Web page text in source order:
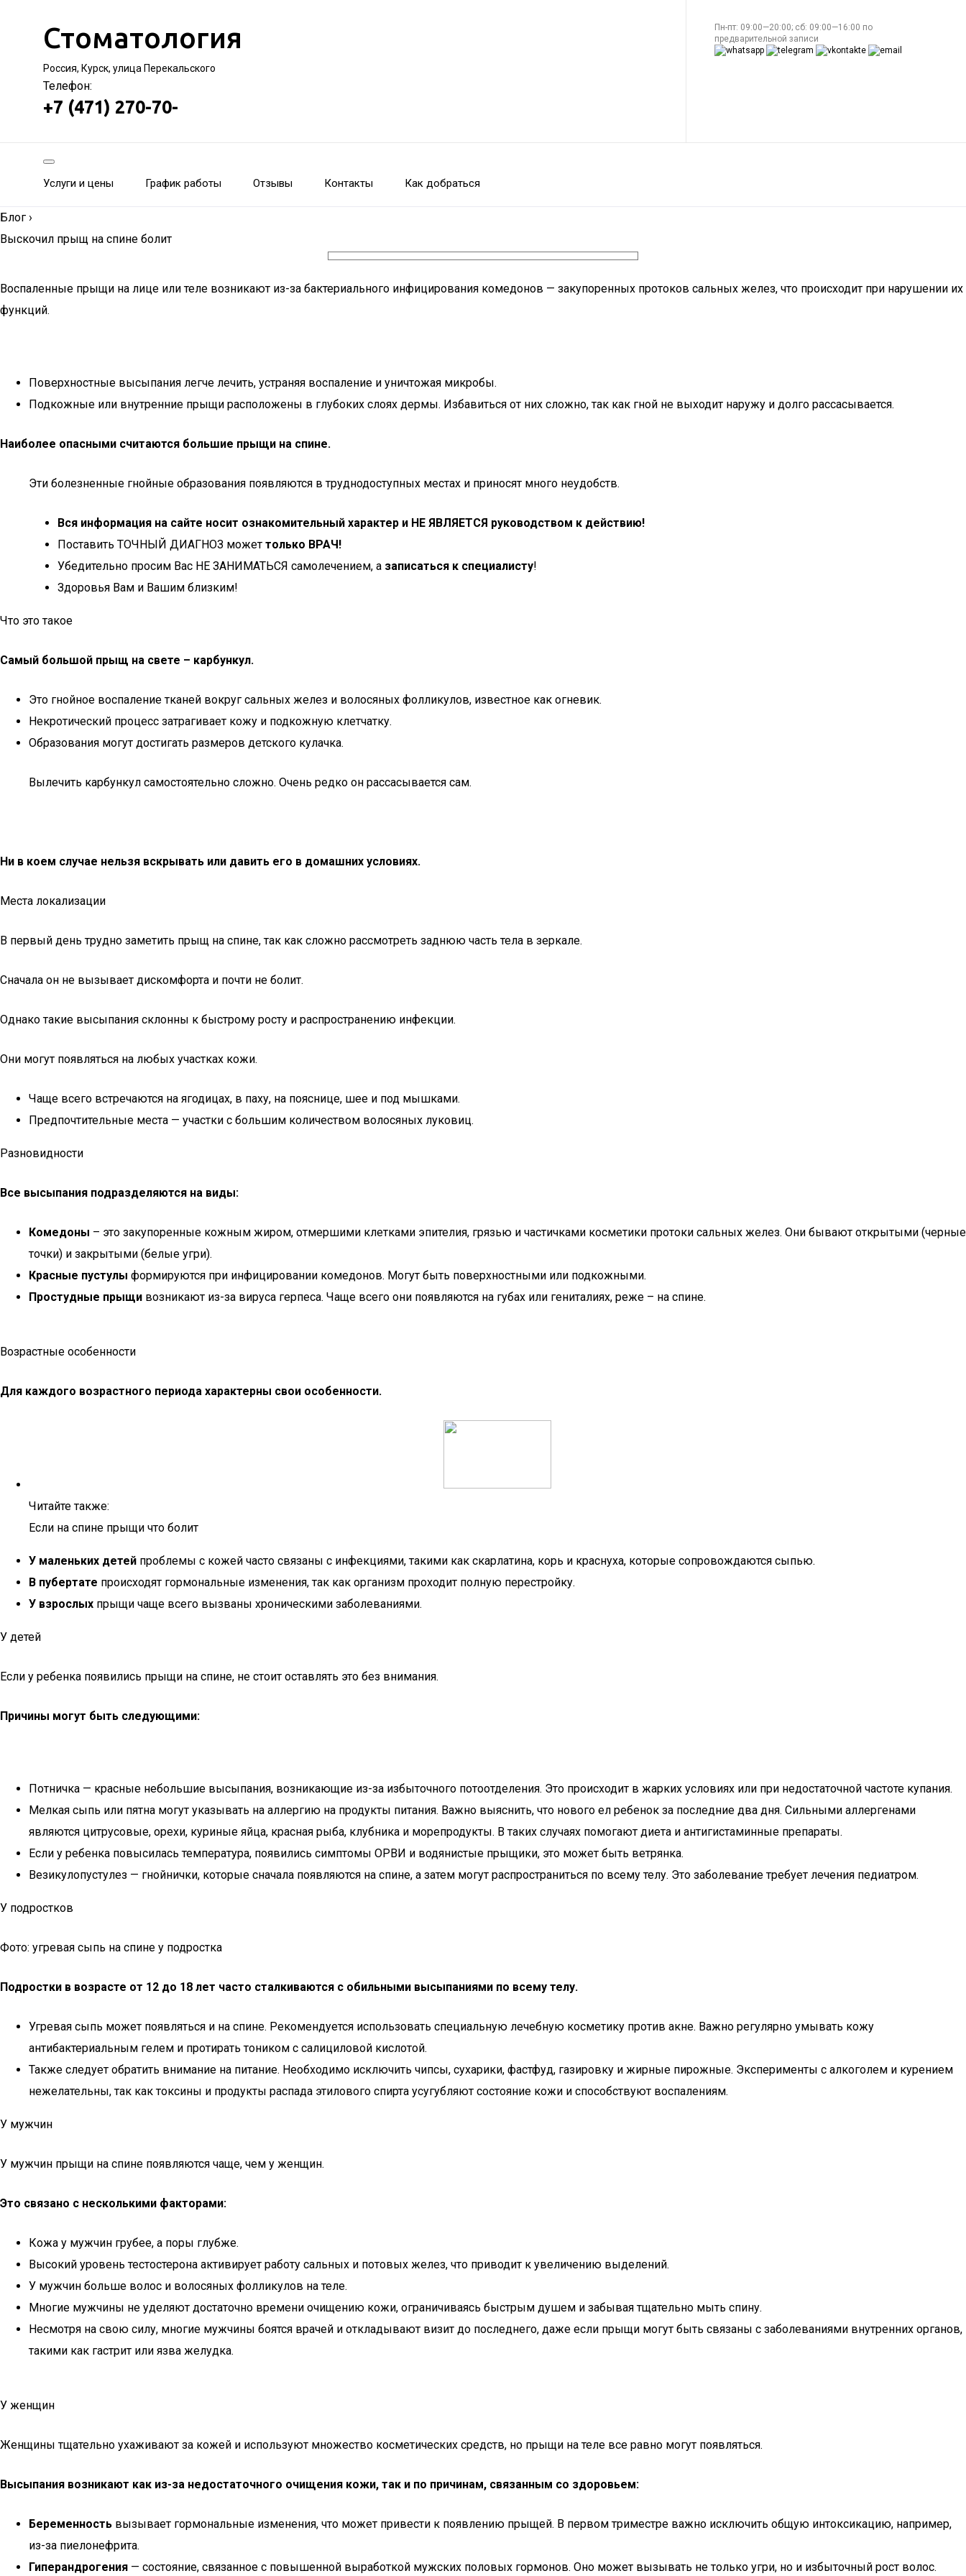
Стоматология
Россия, Курск, улица Перекальского
Телефон:
+7 (471) 270-70-
Пн-пт: 09:00—20:00; сб: 09:00—16:00 по
предварительной записи
Услуги и цены График работы Отзывы Контакты Как добраться
Блог ›
Выскочил прыщ на спине болит
Воспаленные прыщи на лице или теле возникают из-за бактериального инфицирования комедонов — закупоренных протоков сальных желез, что происходит при нарушении их
функций.
Поверхностные высыпания легче лечить, устраняя воспаление и уничтожая микробы.
Подкожные или внутренние прыщи расположены в глубоких слоях дермы. Избавиться от них сложно, так как гной не выходит наружу и долго рассасывается.
Наиболее опасными считаются большие прыщи на спине.
Эти болезненные гнойные образования появляются в труднодоступных местах и приносят много неудобств.
Вся информация на сайте носит ознакомительный характер и НЕ ЯВЛЯЕТСЯ руководством к действию!
Поставить ТОЧНЫЙ ДИАГНОЗ может только ВРАЧ!
Убедительно просим Вас НЕ ЗАНИМАТЬСЯ самолечением, а записаться к специалисту!
Здоровья Вам и Вашим близким!
Что это такое
Самый большой прыщ на свете – карбункул.
Это гнойное воспаление тканей вокруг сальных желез и волосяных фолликулов, известное как огневик.
Некротический процесс затрагивает кожу и подкожную клетчатку.
Образования могут достигать размеров детского кулачка.
Вылечить карбункул самостоятельно сложно. Очень редко он рассасывается сам.
Ни в коем случае нельзя вскрывать или давить его в домашних условиях.
Места локализации
В первый день трудно заметить прыщ на спине, так как сложно рассмотреть заднюю часть тела в зеркале.
Сначала он не вызывает дискомфорта и почти не болит.
Однако такие высыпания склонны к быстрому росту и распространению инфекции.
Они могут появляться на любых участках кожи.
Чаще всего встречаются на ягодицах, в паху, на пояснице, шее и под мышками.
Предпочтительные места — участки с большим количеством волосяных луковиц.
Разновидности
Все высыпания подразделяются на виды:
Комедоны – это закупоренные кожным жиром, отмершими клетками эпителия, грязью и частичками косметики протоки сальных желез. Они бывают открытыми (черные
точки) и закрытыми (белые угри).
Красные пустулы формируются при инфицировании комедонов. Могут быть поверхностными или подкожными.
Простудные прыщи возникают из-за вируса герпеса. Чаще всего они появляются на губах или гениталиях, реже – на спине.
Возрастные особенности
Для каждого возрастного периода характерны свои особенности.
Читайте также:
Если на спине прыщи что болит
У маленьких детей проблемы с кожей часто связаны с инфекциями, такими как скарлатина, корь и краснуха, которые сопровождаются сыпью.
В пубертате происходят гормональные изменения, так как организм проходит полную перестройку.
У взрослых прыщи чаще всего вызваны хроническими заболеваниями.
У детей
Если у ребенка появились прыщи на спине, не стоит оставлять это без внимания.
Причины могут быть следующими:
Потничка — красные небольшие высыпания, возникающие из-за избыточного потоотделения. Это происходит в жарких условиях или при недостаточной частоте купания.
Мелкая сыпь или пятна могут указывать на аллергию на продукты питания. Важно выяснить, что нового ел ребенок за последние два дня. Сильными аллергенами
являются цитрусовые, орехи, куриные яйца, красная рыба, клубника и морепродукты. В таких случаях помогают диета и антигистаминные препараты.
Если у ребенка повысилась температура, появились симптомы ОРВИ и водянистые прыщики, это может быть ветрянка.
Везикулопустулез — гнойнички, которые сначала появляются на спине, а затем могут распространиться по всему телу. Это заболевание требует лечения педиатром.
У подростков
Фото: угревая сыпь на спине у подростка
Подростки в возрасте от 12 до 18 лет часто сталкиваются с обильными высыпаниями по всему телу.
Угревая сыпь может появляться и на спине. Рекомендуется использовать специальную лечебную косметику против акне. Важно регулярно умывать кожу
антибактериальным гелем и протирать тоником с салициловой кислотой.
Также следует обратить внимание на питание. Необходимо исключить чипсы, сухарики, фастфуд, газировку и жирные пирожные. Эксперименты с алкоголем и курением
нежелательны, так как токсины и продукты распада этилового спирта усугубляют состояние кожи и способствуют воспалениям.
У мужчин
У мужчин прыщи на спине появляются чаще, чем у женщин.
Это связано с несколькими факторами:
Кожа у мужчин грубее, а поры глубже.
Высокий уровень тестостерона активирует работу сальных и потовых желез, что приводит к увеличению выделений.
У мужчин больше волос и волосяных фолликулов на теле.
Многие мужчины не уделяют достаточно времени очищению кожи, ограничиваясь быстрым душем и забывая тщательно мыть спину.
Несмотря на свою силу, многие мужчины боятся врачей и откладывают визит до последнего, даже если прыщи могут быть связаны с заболеваниями внутренних органов,
такими как гастрит или язва желудка.
У женщин
Женщины тщательно ухаживают за кожей и используют множество косметических средств, но прыщи на теле все равно могут появляться.
Высыпания возникают как из-за недостаточного очищения кожи, так и по причинам, связанным со здоровьем:
Беременность вызывает гормональные изменения, что может привести к появлению прыщей. В первом триместре важно исключить общую интоксикацию, например,
из-за пиелонефрита.
Гиперандрогения — состояние, связанное с повышенной выработкой мужских половых гормонов. Оно может вызывать не только угри, но и избыточный рост волос.